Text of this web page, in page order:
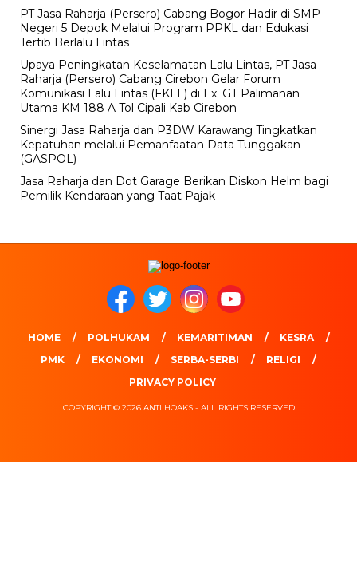
PT Jasa Raharja (Persero) Cabang Bogor Hadir di SMP
Negeri 5 Depok Melalui Program PPKL dan Edukasi
Tertib Berlalu Lintas
Upaya Peningkatan Keselamatan Lalu Lintas, PT Jasa
Raharja (Persero) Cabang Cirebon Gelar Forum
Komunikasi Lalu Lintas (FKLL) di Ex. GT Palimanan
Utama KM 188 A Tol Cipali Kab Cirebon
Sinergi Jasa Raharja dan P3DW Karawang Tingkatkan
Kepatuhan melalui Pemanfaatan Data Tunggakan
(GASPOL)
Jasa Raharja dan Dot Garage Berikan Diskon Helm bagi
Pemilik Kendaraan yang Taat Pajak
HOME POLHUKAM KEMARITIMAN
KESRA
PMK
EKONOMI SERBA-SERBI
RELIGI
PRIVACY POLICY
COPYRIGHT © 2026 ANTI HOAKS - ALL RIGHTS RESERVED